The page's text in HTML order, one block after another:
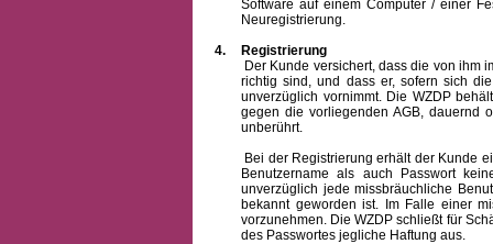
Software auf einem Computer / einer
Neuregistrierung.
4.
Registrierung
Der Kunde versichert, dass die von ihm
richtig sind, und dass er, sofern sich
unverzüglich vornimmt. Die WZDP
gegen die vorliegenden AGB, dauernd
unberührt.
Bei der Registrierung erhält der Kunde
Benutzernameals auch Passwort
unverzüglich jede missbräuchliche
bekannt geworden ist. Im Falle einer
vorzunehmen. Die WZDP schließt für
des Passwortes jegliche Haftung aus.